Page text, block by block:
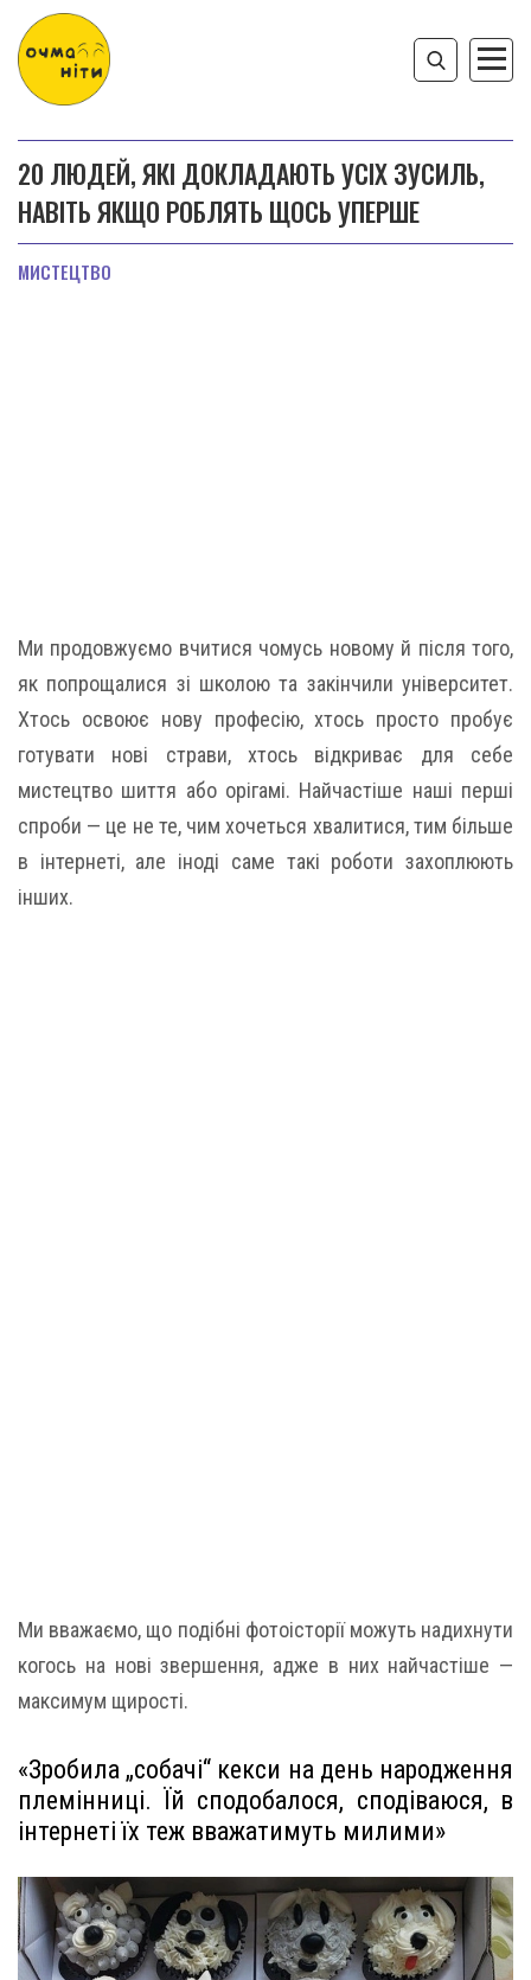
20 ЛЮДЕЙ, ЯКІ ДОКЛАДАЮТЬ УСІХ ЗУСИЛЬ,
НАВІТЬ ЯКЩО РОБЛЯТЬ ЩОСЬ УПЕРШЕ
МИСТЕЦТВО
Ми продовжуємо вчитися чомусь новому й після того,
як попрощалися зі школою та закінчили університет.
Хтось освоює нову професію, хтось просто пробує
готувати нові страви, хтось відкриває для себе
мистецтво шиття або орігамі. Найчастіше наші перші
спроби — це не те, чим хочеться хвалитися, тим більше
в інтернеті, але іноді саме такі роботи захоплюють
інших.
Ми вважаємо, що подібні фотоісторії можуть надихнути
когось на нові звершення, адже в них найчастіше —
максимум щирості.
«Зробила „собачі“ кекси на день народження
племінниці. Їй сподобалося, сподіваюся, в
інтернеті їх теж вважатимуть милими»